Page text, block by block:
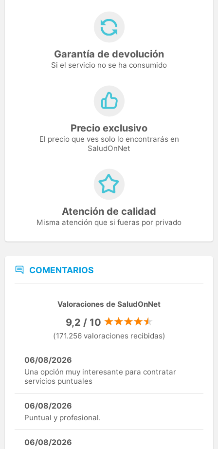
Garantía de devolución
Si el servicio no se ha consumido
Precio exclusivo
El precio que ves solo lo encontrarás en
SaludOnNet
Atención de calidad
Misma atención que si fueras por privado
COMENTARIOS
Valoraciones de SaludOnNet
9,2 / 10
(171.256 valoraciones recibidas)
06/08/2026
Una opción muy interesante para contratar
servicios puntuales
06/08/2026
Puntual y profesional.
06/08/2026